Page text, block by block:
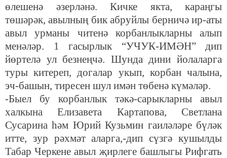
өлешенә әзерләнә. Кичке якта, караңгы
төшәрәк, авылның бик абруйлы берничә ир-аты
авыл урманы читенә корбанлыкларны алып
менәләр. 1 гасырлык “УЧУК-ИМӘН” дип
йөртелә ул безнеңчә. Шунда дини йолаларга
туры китереп, догалар укып, корбан чалына,
эч-башын, тиресен шул имән төбенә күмәләр.
-Быел бу корбанлык тәкә-сарыкларны авыл
халкына Елизавета Картапова, Светлана
Сусарина һәм Юрий Кузьмин гаиләләре бүләк
итте, зур рәхмәт аларга,-дип сүзгә кушылды
Табар Черкене авыл җирлеге башлыгы Рифгать